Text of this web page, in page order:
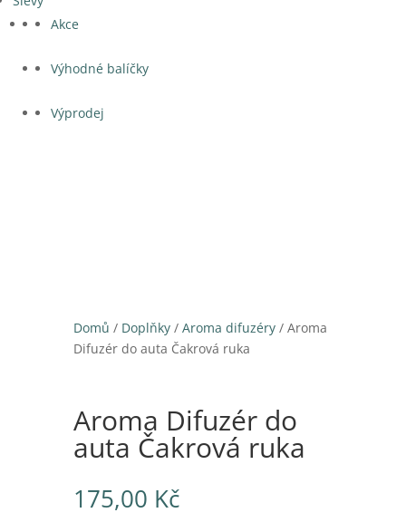
Akce
Výhodné balíčky
Výprodej
Domů / Doplňky/ Aroma difuzéry/ Aroma
Difuzér do auta Čakrová ruka
Aroma Difuzér do
auta Čakrová ruka
175,00 Kč